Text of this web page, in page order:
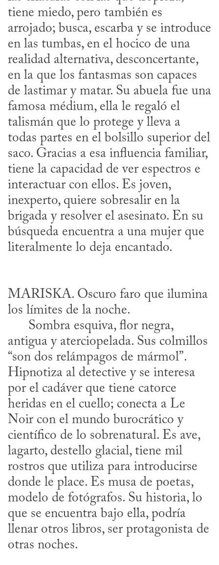
tiene miedo, pero también es
arrojado; busca, escarba y se introduce
en las tumbas, en el hocico de una
realidad alternativa, desconcertante,
en la que los fantasmas son capaces
de lastimar y matar. Su abuela fue una
famosa médium, ella le regaló el
talismán que lo protege y lleva a
todas partes en el bolsillo superior del
saco. Gracias a esa influencia familiar,
tiene la capacidad de ver espectros e
interactuar con ellos. Es joven,
inexperto, quiere sobresalir en la
brigada y resolver el asesinato. En su
búsqueda encuentra a una mujer que
MARISKA. Oscuro faro que ilumina
los límites de la noche.
antigua y aterciopelada. Sus colmillos
“son dos relámpagos de mármol”.
Hipnotiza al detective y se interesa
por el cadáver que tiene catorce
heridas en el cuello; conecta a Le
Noir con el mundo burocrático y
científico de lo sobrenatural. Es ave,
lagarto, destello glacial, tiene mil
rostros que utiliza para introducirse
donde le place. Es musa de poetas,
modelo de fotógrafos. Su historia, lo
que se encuentra bajo ella, podría
llenar otros libros, ser protagonista de